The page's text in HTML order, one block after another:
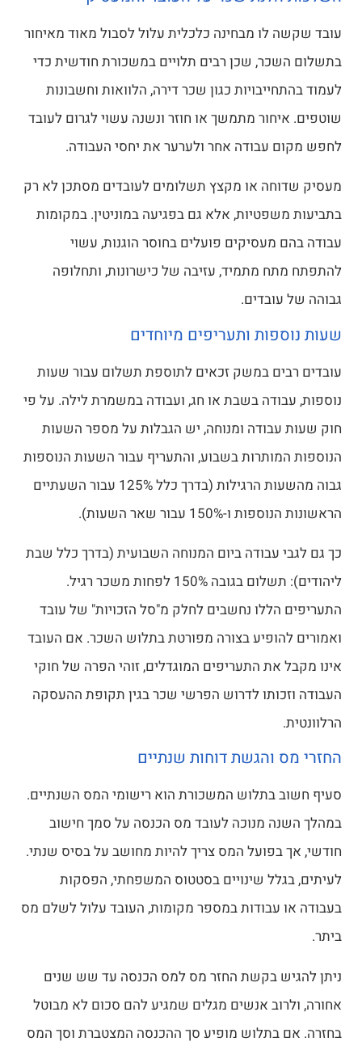
עובד שקשה לו מבחינה כלכלית עלול לסבול מאוד מאיחור
בתשלום השכר, שכן רבים תלויים במשכורת חודשית כדי
לעמוד בהתחייבויות כגון שכר דירה, הלוואות וחשבונות
שוטפים. איחור מתמשך או חוזר ונשנה עשוי לגרום לעובד
לחפש מקום עבודה אחר ולערער את יחסי העבודה.
מעסיק שדוחה או מקצץ תשלומים לעובדים מסתכן לא רק
בתביעות משפטיות, אלא גם בפגיעה במוניטין. במקומות
עבודה בהם מעסיקים פועלים בחוסר הוגנות, עשוי
להתפתח מתח מתמיד, עזיבה של כישרונות, ותחלופה
גבוהה של עובדים.
שעות נוספות ותעריפים מיוחדים
עובדים רבים במשק זכאים לתוספת תשלום עבור שעות
נוספות, עבודה בשבת או חג, ועבודה במשמרת לילה. על פי
חוק שעות עבודה ומנוחה, יש הגבלות על מספר השעות
הנוספות המותרות בשבוע, והתעריף עבור השעות הנוספות
גבוה מהשעות הרגילות (בדרך כלל 125% עבור השעתיים
הראשונות הנוספות ו-150% עבור שאר השעות).
כך גם לגבי עבודה ביום המנוחה השבועית (בדרך כלל שבת
ליהודים): תשלום בגובה 150% לפחות משכר רגיל.
התעריפים הללו נחשבים לחלק מ"סל הזכויות" של עובד
ואמורים להופיע בצורה מפורטת בתלוש השכר. אם העובד
אינו מקבל את התעריפים המוגדלים, זוהי הפרה של חוקי
העבודה וזכותו לדרוש הפרשי שכר בגין תקופת ההעסקה
הרלוונטית.
החזרי מס והגשת דוחות שנתיים
סעיף חשוב בתלוש המשכורת הוא רישומי המס השנתיים.
במהלך השנה מנוכה לעובד מס הכנסה על סמך חישוב
חודשי, אך בפועל המס צריך להיות מחושב על בסיס שנתי.
לעיתים, בגלל שינויים בסטטוס המשפחתי, הפסקות
בעבודה או עבודות במספר מקומות, העובד עלול לשלם מס
ביתר.
ניתן להגיש בקשת החזר מס למס הכנסה עד שש שנים
אחורה, ולרוב אנשים מגלים שמגיע להם סכום לא מבוטל
בחזרה. אם בתלוש מופיע סך ההכנסה המצטברת וסך המס